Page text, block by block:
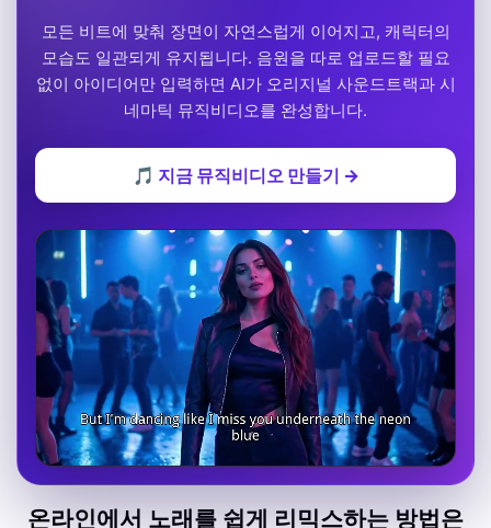
모든 비트에 맞춰 장면이 자연스럽게 이어지고, 캐릭터의
모습도 일관되게 유지됩니다. 음원을 따로 업로드할 필요
없이 아이디어만 입력하면 AI가 오리지널 사운드트랙과 시
네마틱 뮤직비디오를 완성합니다.
🎵 지금 뮤직비디오 만들기 →
온라인에서 노래를 쉽게 리믹스하는 방법은